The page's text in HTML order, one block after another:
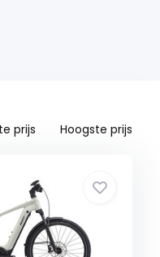
prijs Hoogste prijs